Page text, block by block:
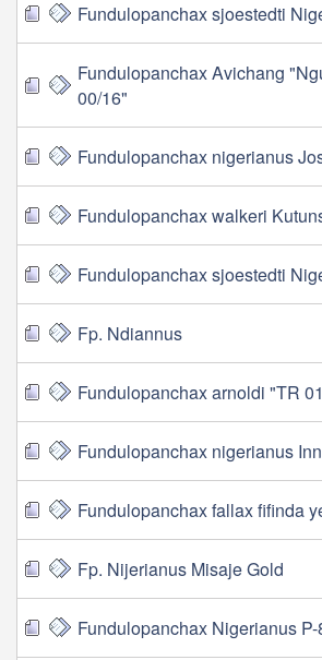
Fundulopanchax sjoestedti
Fundulopanchax Avichang
00/16"
Fundulopanchax nigerianus
Fundulopanchax walkeri
Fundulopanchax sjoestedti
Fp. Ndiannus
Fundulopanchax arnoldi "TR
Fundulopanchax nigerianus
Fundulopanchax fallax fifinda
Fp. Nijerianus Misaje Gold
Fundulopanchax Nigerianus